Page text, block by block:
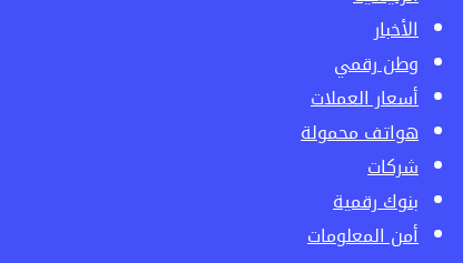
الأخبار
وطن رقمي
أسعار العملات
هواتف محمولة
شركات
بنوك رقمية
أمن المعلومات